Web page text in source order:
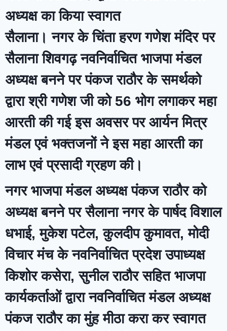
अध्यक्ष का किया स्वागत
सैलाना। नगर के चिंता हरण गणेश मंदिर पर
सैलाना शिवगढ़ नवनिर्वाचित भाजपा मंडल
अध्यक्ष बनने पर पंकज राठौर के समर्थको
द्वारा श्री गणेश जी को 56 भोग लगाकर महा
आरती की गई इस अवसर पर आर्यन मित्र
मंडल एवं भक्तजनों ने इस महा आरती का
लाभ एवं प्रसादी ग्रहण की।
नगर भाजपा मंडल अध्यक्ष पंकज राठौर को
अध्यक्ष बनने पर सैलाना नगर के पार्षद विशाल
धभाई, मुकेश पटेल, कुलदीप कुमावत, मोदी
विचार मंच के नवनिर्वाचित प्रदेश उपाध्यक्ष
किशोर कसेरा, सुनील राठौर सहित भाजपा
कार्यकर्ताओं द्वारा नवनिर्वाचित मंडल अध्यक्ष
पंकज राठौर का मुंह मीठा करा कर स्वागत